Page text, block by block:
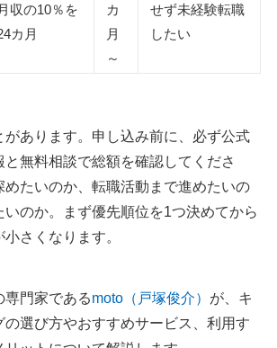
月収の10％を
カ月
カ
月
～
せず未経験転職
したい
があります。申し込み前に、必ず公式
無料相談で総額を確認してくださ
めたいのか、転職活動まで進めたいの
のか。まず優先順位を1つ決めてから
さくなります。
専門家であるmoto（戸塚俊介） が、キ
の選び方やおすすめサービス、利用す